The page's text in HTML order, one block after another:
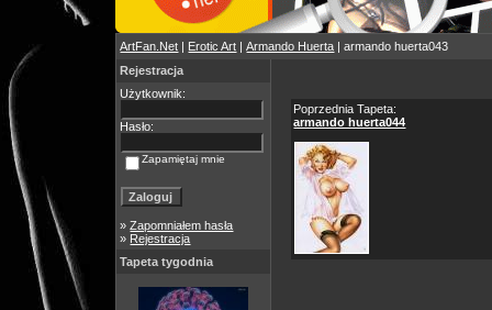
ArtFan.Net | Erotic Art |Armando Huerta | armando huerta043
Rejestracja
Użytkownik:
Hasło:
Zapamiętaj mnie
»Zapomniałem hasła
» Rejestracja
Tapeta tygodnia
Poprzednia Tapeta:
armando huerta044